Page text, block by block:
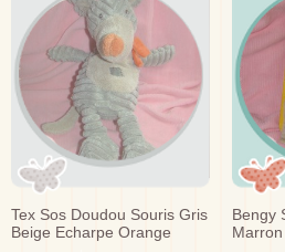
Tex Sos Doudou Souris Gris
Beige Echarpe Orange
Bengy